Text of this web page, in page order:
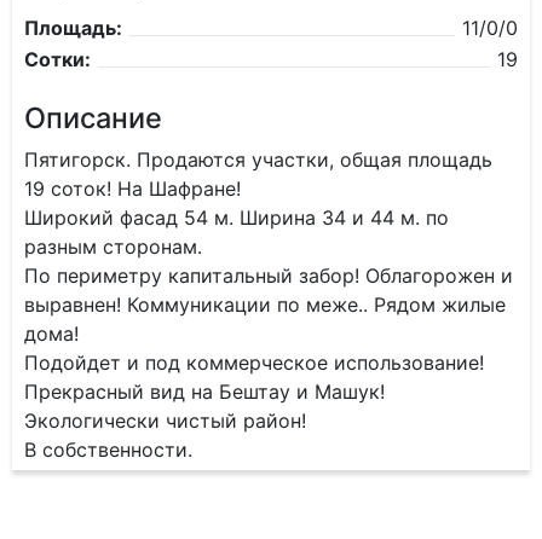
Площадь:
11/0/0
Сотки:
19
Описание
Пятигорск. Продаются участки, общая площадь
19 соток! На Шафране!
Широкий фасад 54 м. Ширина 34 и 44 м. по
разным сторонам.
По периметру капитальный забор! Облагорожен и
выравнен! Коммуникации по меже.. Рядом жилые
дома!
Подойдет и под коммерческое использование!
Прекрасный вид на Бештау и Машук!
Экологически чистый район!
В собственности.